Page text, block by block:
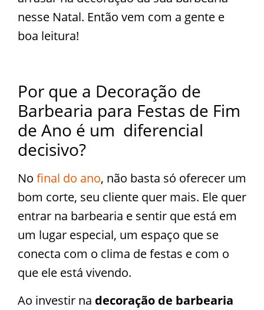
nesse Natal. Então vem com a gente e
boa leitura!
Por que a Decoração de
Barbearia para Festas de Fim
de Ano é um diferencial
decisivo?
No final do ano, não basta só oferecer um
bom corte, seu cliente quer mais. Ele quer
entrar na barbearia e sentir que está em
um lugar especial, um espaço que se
conecta com o clima de festas e com o
que ele está vivendo.
Ao investir na decoração de barbearia